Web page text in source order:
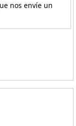
nos envíe un